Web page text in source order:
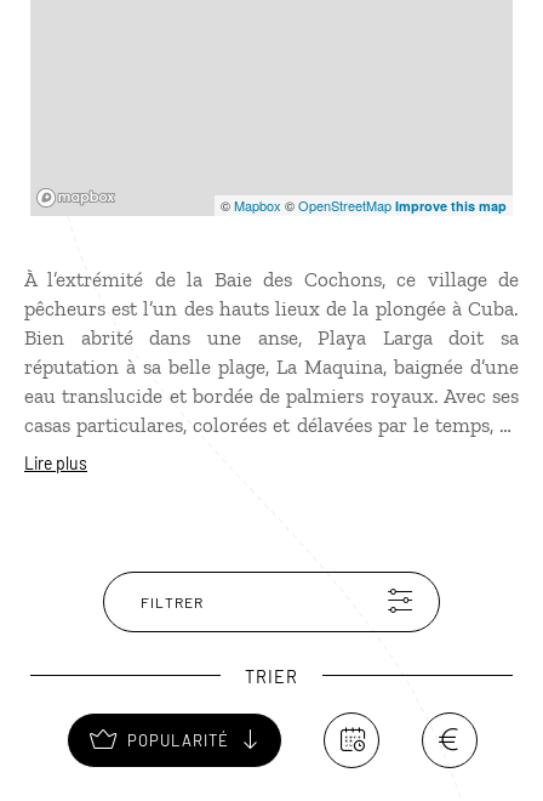
©Mapbox ©OpenStreetMap Improve this map
À l’extrémité de la Baie des Cochons, ce village de
pêcheurs est l’un des hauts lieux de la plongée à Cuba.
Bien abrité dans une anse, Playa Larga doit sa
réputation à sa belle plage, La Maquina, baignée d’une
eau translucide et bordée de palmiers royaux. Avec ses
casas particulares, colorées et délavées par le temps, ce
petit village est une halte très plaisante pour découvrir
Cienaga de Zapata, la plus grande zone humide des
Caraïbes, paradis des bird watchers.
Lire plus
FILTRER
TRIER
POPULARITÉ